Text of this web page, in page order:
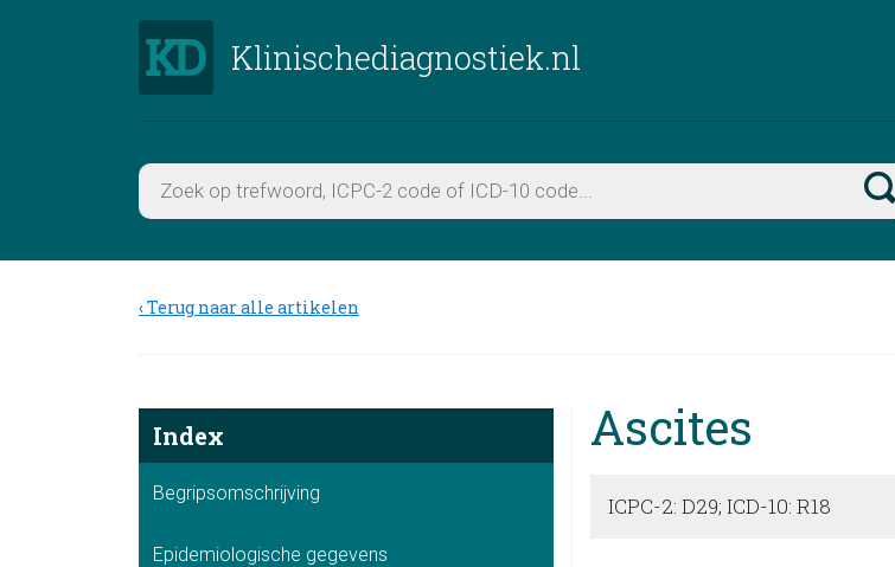
Klinischediagnostiek.nl
Terug naar alle artikelen
Index
Begripsomschrijving
Epidemiologische gegevens
Ascites
ICPC-2: D29; ICD-10: R18